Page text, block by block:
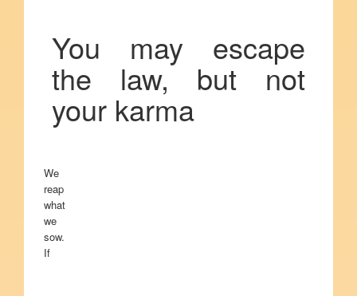
You may escape
the law, but not
your karma
We
reap
what
we
sow.
If